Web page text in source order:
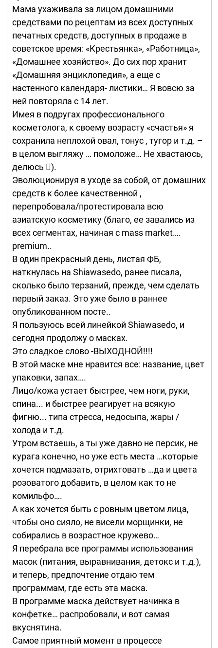
Мама ухаживала за лицом домашними
средствами по рецептам из всех доступных
печатных средств, доступных в продаже в
советское время: «Крестьянка», «Работница»,
«Домашнее хозяйство». До сих пор хранит
«Домашняя энциклопедия», а еще с
настенного календаря- листики… Я вовсю за
ней повторяла с 14 лет.
Имея в подругах профессионального
косметолога, к своему возрасту «счастья» я
сохранила неплохой овал, тонус , тугор и т.д. –
в целом выгляжу … помоложе… Не хвастаюсь,
делюсь ).
Эволюционируя в уходе за собой, от домашних
средств к более качественной ,
перепробовала/протестировала всю
азиатскую косметику (благо, ее завались из
всех сегментах, начиная с mass market….
premium..
В один прекрасный день, листая ФБ,
наткнулась на Shiawasedo, ранее писала,
сколько было терзаний, прежде, чем сделать
первый заказ. Это уже было в раннее
опубликованном посте..
Я пользуюсь всей линейкой Shiawasedo, и
сегодня продолжу о масках.
Это сладкое слово -ВЫХОДНОЙ!!!!
В этой маске мне нравится все: название, цвет
упаковки, запах….
Лицо/кожа устает быстрее, чем ноги, руки,
спина... и быстрее реагирует на всякую
фигню... типа стресса, недосыпа, жары /
холода и т.д.
Утром встаешь, а ты уже давно не персик, не
курага конечно, но уже есть места …которые
хочется подмазать, отрихтовать …да и цвета
розоватого добавить, в целом как то не
комильфо….
А как хочется быть с ровным цветом лица,
чтобы оно сияло, не висели морщинки, не
собирались в возрастное кружево…
Я перебрала все программы использования
масок (питания, выравнивания, детокс и т.д.),
и теперь, предпочтение отдаю тем
программам, где есть эта маска.
В программе маска действует начинка в
конфетке… распробовали, и вот самая
вкуснятина.
Самое приятный момент в процессе